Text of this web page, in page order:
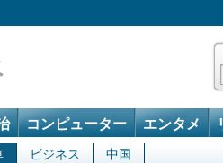
コンピューター エンタメ
ビジネス 中国